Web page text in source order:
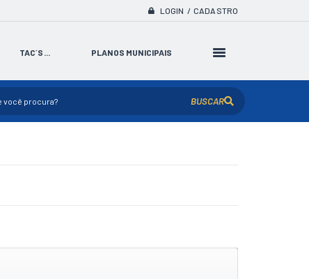
LOGIN / CADASTRO
TAC´S... PLANOS MUNICIPAIS
BUSCAR